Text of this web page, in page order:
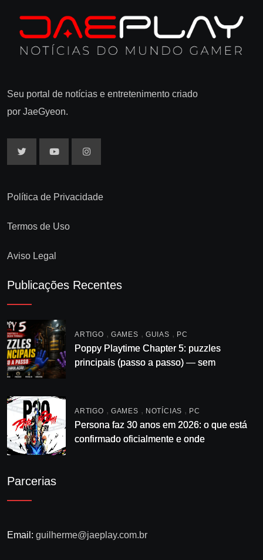
Seu portal de notícias e entretenimento criado
por JaeGyeon.
Política de Privacidade
Termos de Uso
Aviso Legal
Publicações Recentes
ARTIGO , GAMES , GUIAS , PC
Poppy Playtime Chapter 5: puzzles
principais (passo a passo) — sem
ARTIGO , GAMES , NOTÍCIAS , PC
Persona faz 30 anos em 2026: o que está
confirmado oficialmente e onde
Parcerias
Email: guilherme@jaeplay.com.br